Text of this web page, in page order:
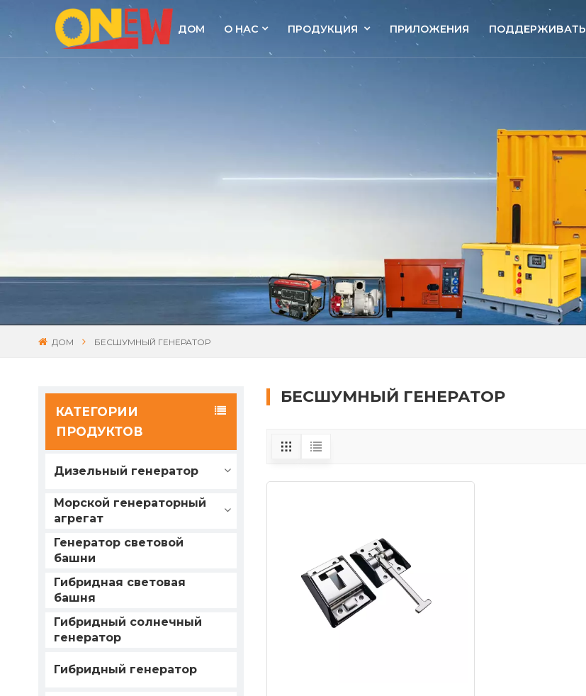
ДОМ О НАС ПРОДУКЦИЯ ПРИЛОЖЕНИЯ ПОДДЕРЖИВАТЬ
ДОМ БЕСШУМНЫЙ ГЕНЕРАТОР
КАТЕГОРИИ
ПРОДУКТОВ
Дизельный генератор
Морской генераторный
агрегат
Генератор световой
башни
Гибридная световая
башня
Гибридный солнечный
генератор
Гибридный генератор
БЕСШУМНЫЙ ГЕНЕРАТОР